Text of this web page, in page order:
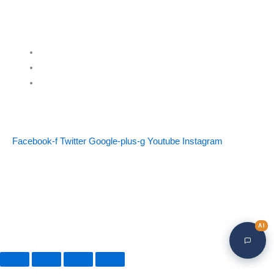
Facebook-f Twitter Google-plus-g Youtube Instagram
AI